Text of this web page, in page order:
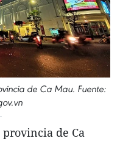
de Ca Mau. Fuente:
de Ca